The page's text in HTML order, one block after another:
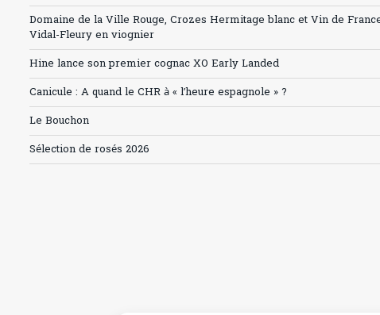
Domaine de la Ville Rouge, Crozes Hermitage blanc et Vin de
Vidal-Fleury en viognier
Hine lance son premier cognac XO Early Landed
Canicule : A quand le CHR à « l’heure espagnole » ?
Le Bouchon
Sélection de rosés 2026